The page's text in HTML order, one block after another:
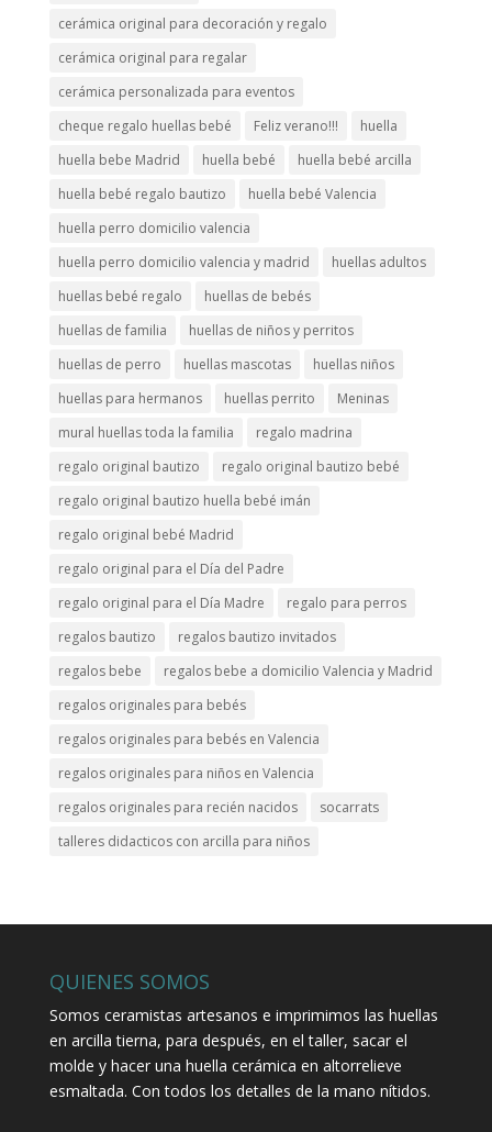
cerámica original para decoración y regalo
cerámica original para regalar
cerámica personalizada para eventos
cheque regalo huellas bebé
Feliz verano!!!
huella
huella bebe Madrid
huella bebé
huella bebé arcilla
huella bebé regalo bautizo
huella bebé Valencia
huella perro domicilio valencia
huella perro domicilio valencia y madrid
huellas adultos
huellas bebé regalo
huellas de bebés
huellas de familia
huellas de niños y perritos
huellas de perro
huellas mascotas
huellas niños
huellas para hermanos
huellas perrito
Meninas
mural huellas toda la familia
regalo madrina
regalo original bautizo
regalo original bautizo bebé
regalo original bautizo huella bebé imán
regalo original bebé Madrid
regalo original para el Día del Padre
regalo original para el Día Madre
regalo para perros
regalos bautizo
regalos bautizo invitados
regalos bebe
regalos bebe a domicilio Valencia y Madrid
regalos originales para bebés
regalos originales para bebés en Valencia
regalos originales para niños en Valencia
regalos originales para recién nacidos
socarrats
talleres didacticos con arcilla para niños
QUIENES SOMOS
Somos ceramistas artesanos e imprimimos las huellas
en arcilla tierna, para después, en el taller, sacar el
molde y hacer una huella cerámica en altorrelieve
esmaltada. Con todos los detalles de la mano nítidos.